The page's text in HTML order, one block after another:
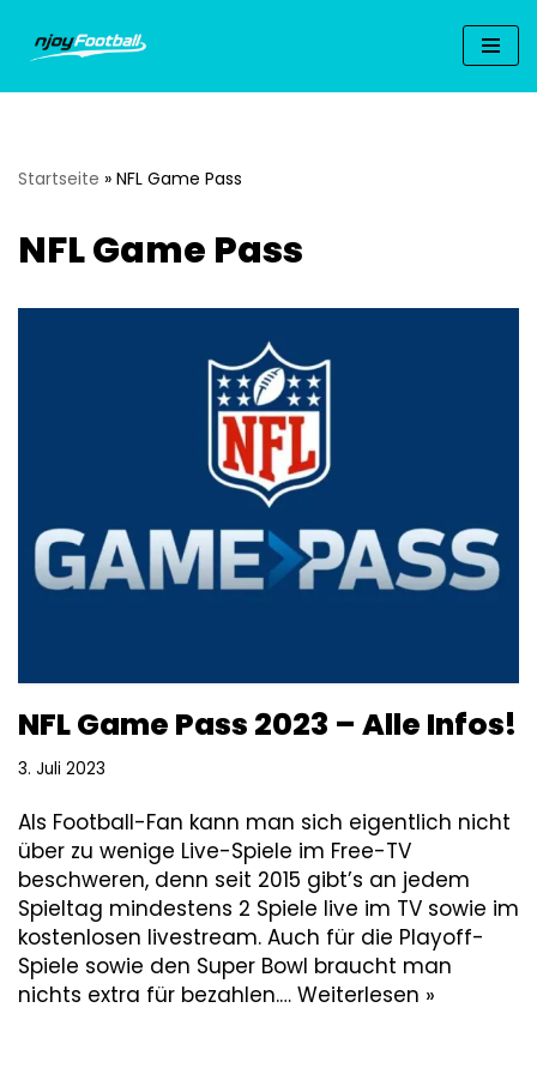
Zum
Inhalt
Startseite » NFL Game Pass
NFL Game Pass
NFL Game Pass 2023 – Alle Infos!
3. Juli 2023
Als Football-Fan kann man sich eigentlich nicht
über zu wenige Live-Spiele im Free-TV
beschweren, denn seit 2015 gibt’s an jedem
Spieltag mindestens 2 Spiele live im TV sowie im
kostenlosen livestream. Auch für die Playoff-
Spiele sowie den Super Bowl braucht man
nichts extra für bezahlen.… Weiterlesen »